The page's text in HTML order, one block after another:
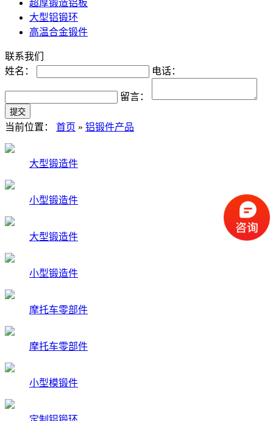
超厚锻造铝板
大型铝锻环
高温合金锻件
联系我们
姓名：
电话：
留言：
当前位置： 首页 » 铝锻件产品
大型锻造件
小型锻造件
大型锻造件
小型锻造件
摩托车零部件
摩托车零部件
小型模锻件